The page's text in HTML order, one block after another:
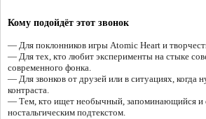
Кому подойдёт этот звонок
— Для поклонников игры Atomic Heart и
— Для тех, кто любит эксперименты на стыке
современного фонка.
— Для звонков от друзей или в ситуациях, когда
контраста.
— Тем, кто ищет необычный, запоминающийся и
ностальгическим подтекстом.